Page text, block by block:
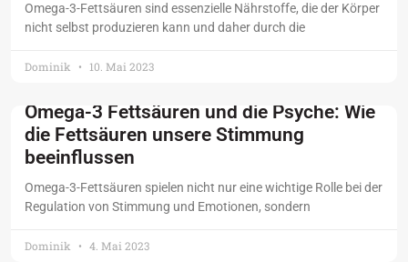
Omega-3-Fettsäuren sind essenzielle Nährstoffe, die der Körper
nicht selbst produzieren kann und daher durch die
Dominik 10. Mai 2023
Omega-3 Fettsäuren und die Psyche: Wie
die Fettsäuren unsere Stimmung
beeinflussen
Omega-3-Fettsäuren spielen nicht nur eine wichtige Rolle bei der
Regulation von Stimmung und Emotionen, sondern
Dominik 4. Mai 2023